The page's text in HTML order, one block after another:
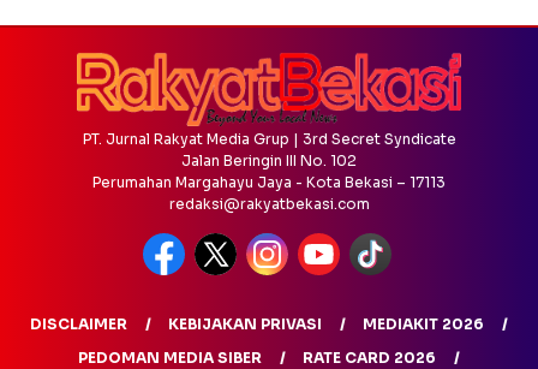
PT. Jurnal Rakyat Media Grup | 3rd Secret Syndicate
Jalan Beringin III No. 102
Perumahan Margahayu Jaya - Kota Bekasi – 17113
redaksi@rakyatbekasi.com
DISCLAIMER KEBIJAKAN PRIVASI
MEDIAKIT 2026
PEDOMAN MEDIA SIBER
RATE CARD 2026